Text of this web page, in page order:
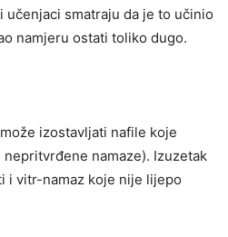
učenjaci smatraju da je to učinio
namjeru ostati toliko dugo.
izostavljati nafile koje
namaze). Izuzetak
i vitr-namaz koje nije lijepo